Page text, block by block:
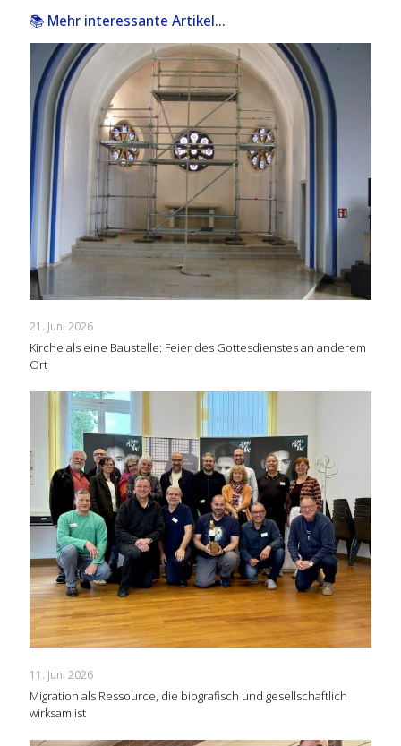
📚 Mehr interessante Artikel...
21. Juni 2026
Kirche als eine Baustelle: Feier des Gottesdienstes an anderem
Ort
11. Juni 2026
Migration als Ressource, die biografisch und gesellschaftlich
wirksam ist